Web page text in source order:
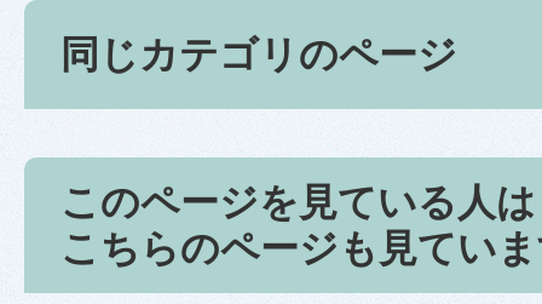
同じカテゴリのページ
このページを見ている人は
こちらのページも見てい